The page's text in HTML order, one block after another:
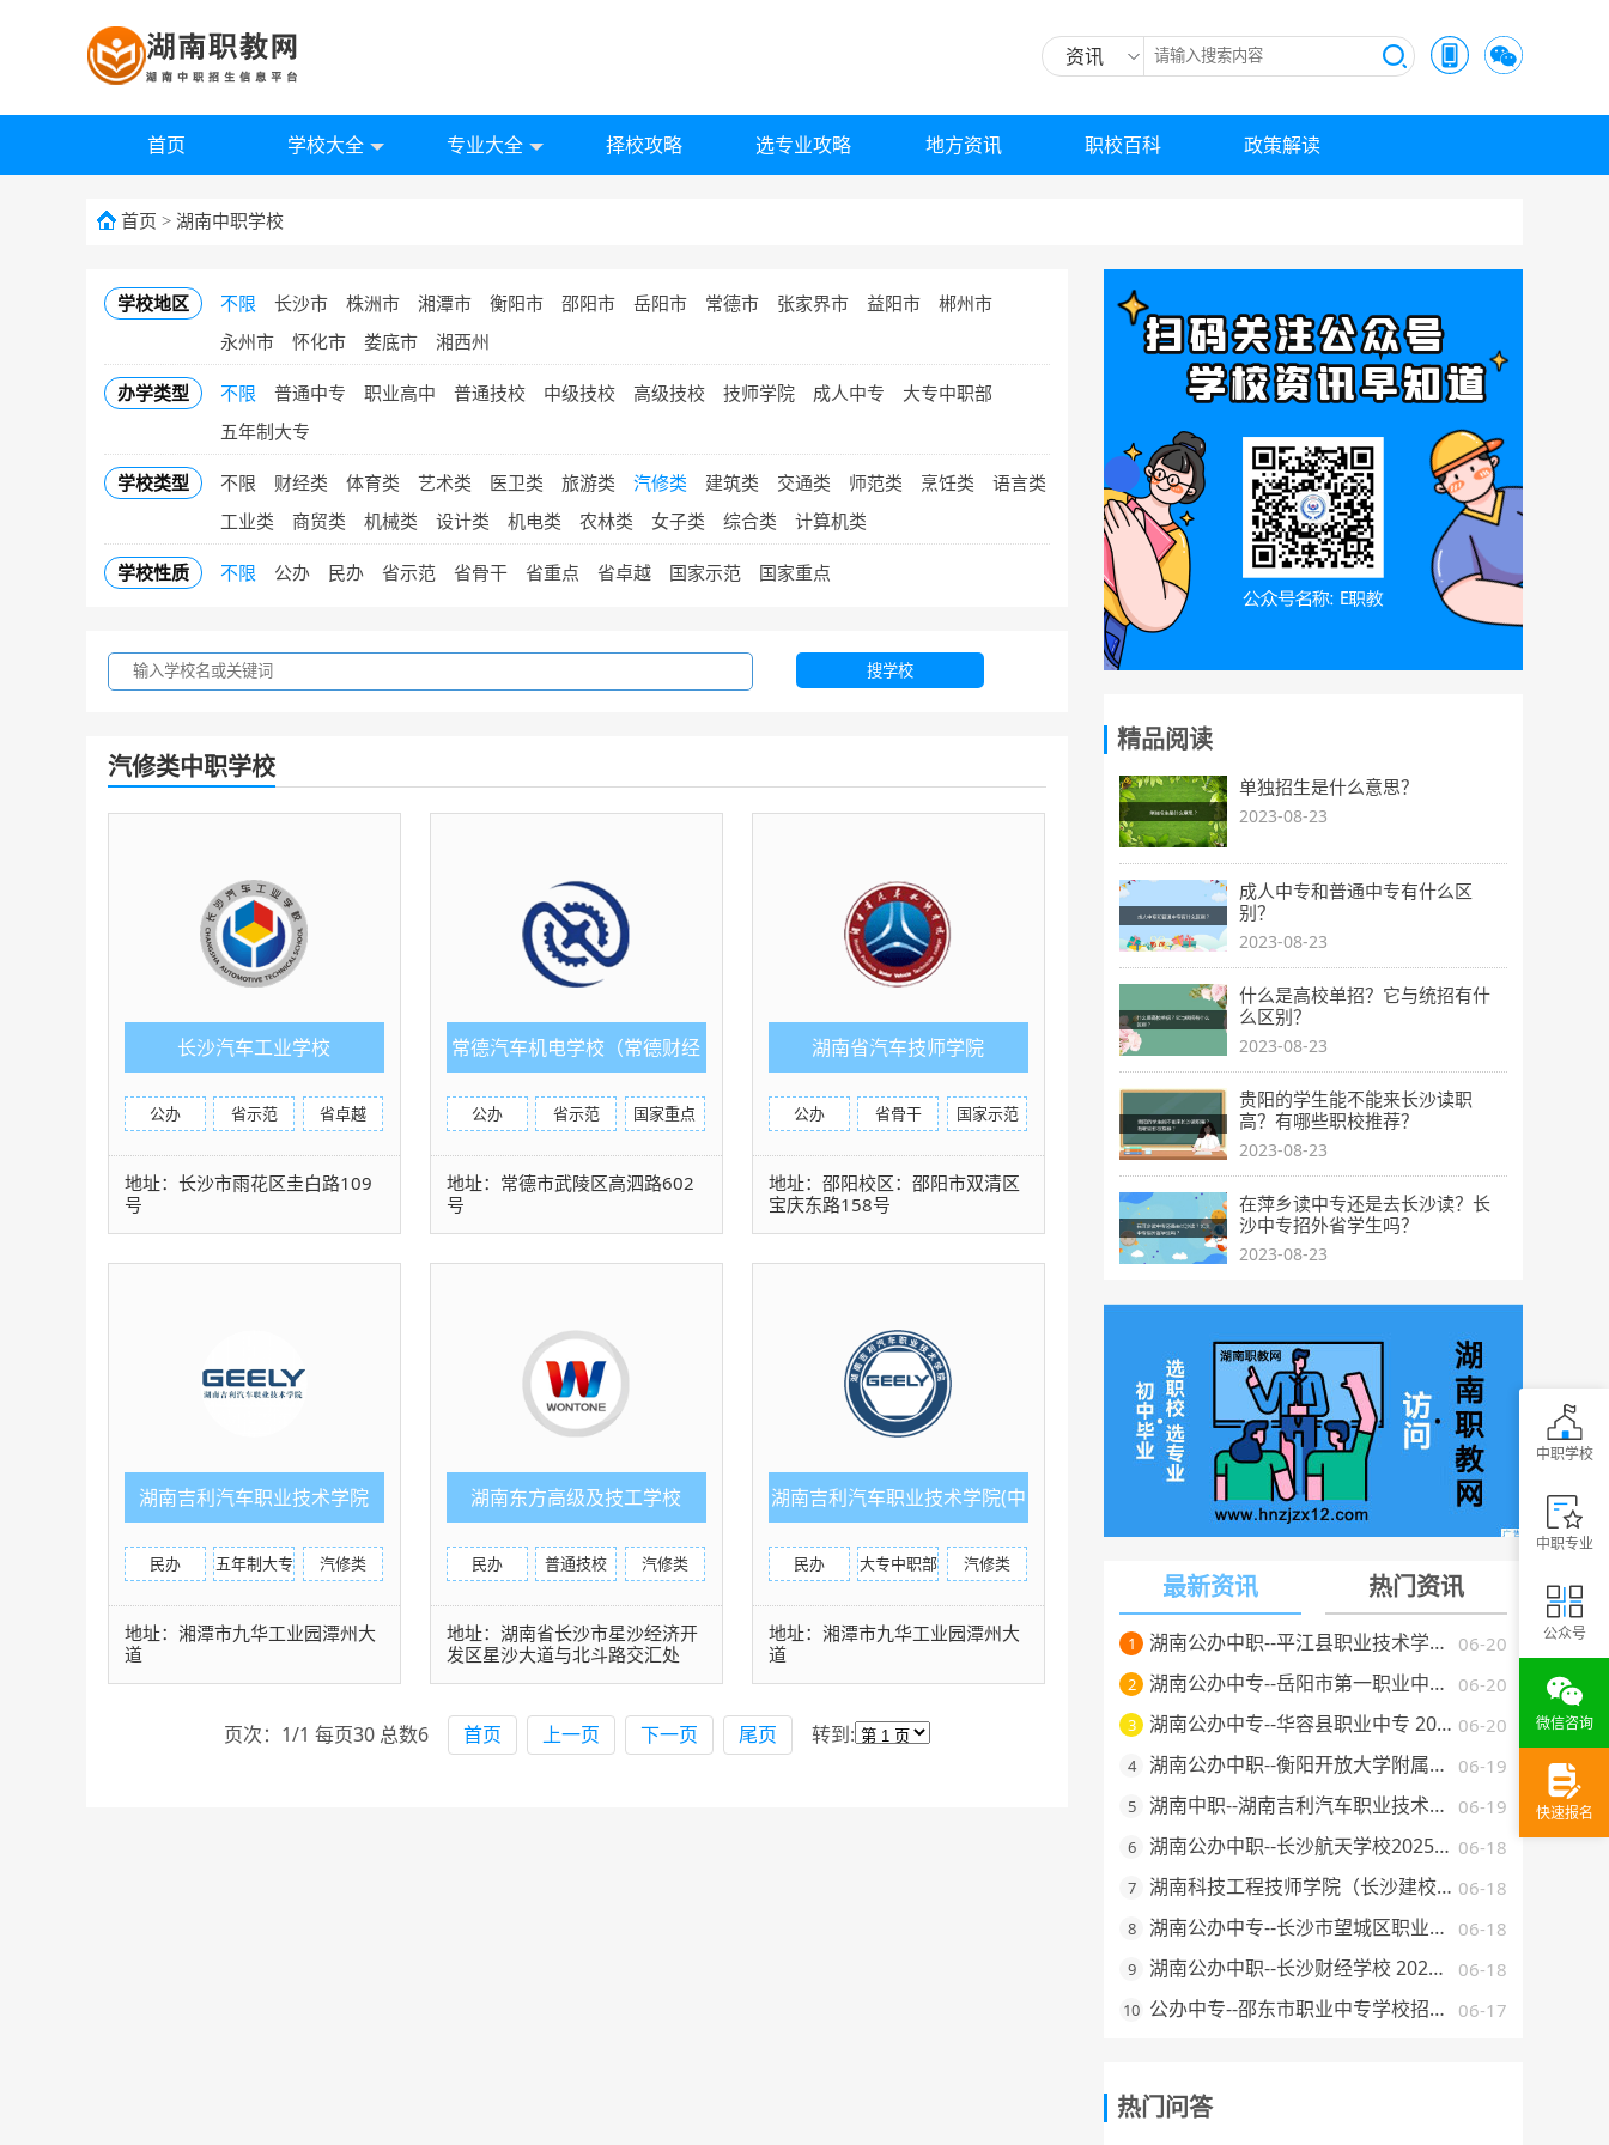
资讯
首页 学校大全 专业大全 择校攻略 选专业攻略 地方资讯 职校百科 政策解读
首页 > 湖南中职学校
学校地区 不限 长沙市 株洲市 湘潭市 衡阳市 邵阳市 岳阳市 常德市 张家界市 益阳市
郴州市
永州市
怀化市 娄底市 湘西州
办学类型 不限 普通中专 职业高中 普通技校 中级技校 高级技校 技师学院 成人中专
大专中职部
五年制大专
学校类型 不限 财经类 体育类 艺术类 医卫类 旅游类 汽修类 建筑类 交通类 师范类 烹饪类
语言类
工业类
商贸类 机械类 设计类 机电类 农林类 女子类 综合类 计算机类
学校性质 不限 公办 民办 省示范 省骨干 省重点 省卓越 国家示范 国家重点
搜学校
汽修类中职学校
长沙汽车工业学校
公办 省示范 省卓越
地址：长沙市雨花区圭白路109
号
常德汽车机电学校（常德财经
机电职业技术学院）
公办 省示范 国家重点
地址：常德市武陵区高泗路602
号
湖南省汽车技师学院
公办 省骨干 国家示范
地址：邵阳校区：邵阳市双清区
宝庆东路158号
湖南吉利汽车职业技术学院
（五年制）
民办 五年制大专 汽修类
地址：湘潭市九华工业园潭州大
道
湖南东方高级及技工学校
民办 普通技校 汽修类
地址：湖南省长沙市星沙经济开
发区星沙大道与北斗路交汇处
湖南吉利汽车职业技术学院(中
职部)
民办 大专中职部 汽修类
地址：湘潭市九华工业园潭州大
道
页次：1/1 每页30 总数6 首页 上一页 下一页 尾页 转到:
精品阅读
单独招生是什么意思？
2023-08-23
成人中专和普通中专有什么区
别？
2023-08-23
什么是高校单招？它与统招有什
么区别？
2023-08-23
贵阳的学生能不能来长沙读职
高？有哪些职校推荐？
2023-08-23
在萍乡读中专还是去长沙读？长
沙中专招外省学生吗？
2023-08-23
最新资讯 热门资讯
1 06-20
湖南公办中职--平江县职业技术学校 2025 年招生简章
2 06-20
湖南公办中专--岳阳市第一职业中等专业学校 2025 年招生简章
3 06-20
湖南公办中专--华容县职业中专 2025 年招生简章
4 06-19
湖南公办中职--衡阳开放大学附属中等职业学校 2025 年招生简章
5 06-19
湖南中职--湖南吉利汽车职业技术学院2025年普通高校招生章程
6 06-18
湖南公办中职--长沙航天学校2025年招生简章
7 06-18
湖南科技工程技师学院（长沙建校）2025年招生简章
8 06-18
湖南公办中专--长沙市望城区职业中等专业学校 2025 年招生简章
9 06-18
湖南公办中职--长沙财经学校 2025 年招生简章
10 06-17
公办中专--邵东市职业中专学校招生简章（2025 年）
热门问答
中职学校
中职专业
公众号
微信咨询
快速报名